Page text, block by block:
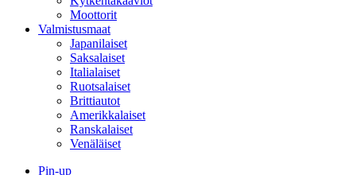
Moottorit
Valmistusmaat
Japanilaiset
Saksalaiset
Italialaiset
Ruotsalaiset
Brittiautot
Amerikkalaiset
Ranskalaiset
Venäläiset
Pin-up